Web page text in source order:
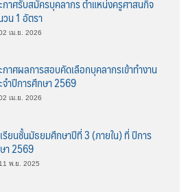
กาศรับสมัครบุคลากร ตำแหน่งครูศาสนกิจ
วน 1 อัตรา
เม.ย. 2026
กาศผลการสอบคัดเลือกบุคลากรเข้าทำงาน
จำปีการศึกษา 2569
เม.ย. 2026
รียนชั้นมัธยมศึกษาปีที่ 3 (ภายใน) ที่ ปีการ
า 2569
11 พ.ย. 2025